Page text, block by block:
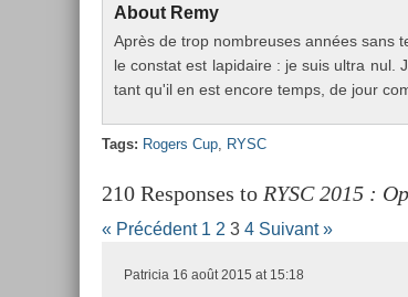
About Remy
Après de trop nombreuses années sans
le con­stat est lapidaire : je suis ultra nul.
tant qu'il en est en­core temps, de jour
Tags: Rog­ers Cup, RYSC
210 Responses to RYSC 2015 :
« Précédent 1 2 3 4 Suivant »
Patricia 16 août 2015 at 15:18